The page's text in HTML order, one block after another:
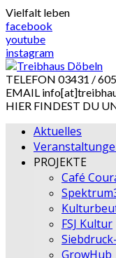
Skip
to
content
Vielfalt leben
facebook
youtube
instagram
TELEFON 03431 /
EMAIL
HIER FINDEST DU
Aktuelles
PROJEKTE
Café
FSJ Kultur
GrowHub